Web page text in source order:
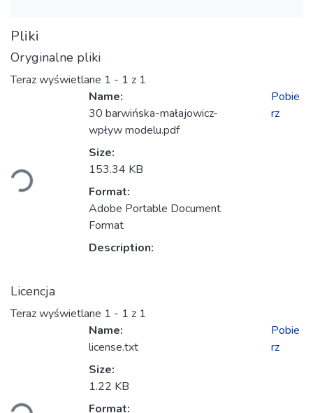
Pliki
Oryginalne pliki
Teraz wyświetlane 1 - 1 z 1
Name:
30 barwińska-małajowicz-
wpływ modelu.pdf
Size:
153.34 KB
Format:
Adobe Portable Document
Format
Description:
Pobie
rz
Licencja
Teraz wyświetlane 1 - 1 z 1
Name:
license.txt
Size:
1.22 KB
Format:
Pobie
rz